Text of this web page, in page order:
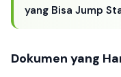
yang Bisa Jump
Dokumen yang